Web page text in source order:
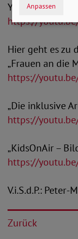
YouTube-Kanal
https://
Hier geht es zu
„Frauen an die
https://
„Die inklusive
https://
„KidsOnAir –
https://
V.i.S.d.P.:
Zurück
Anpassen